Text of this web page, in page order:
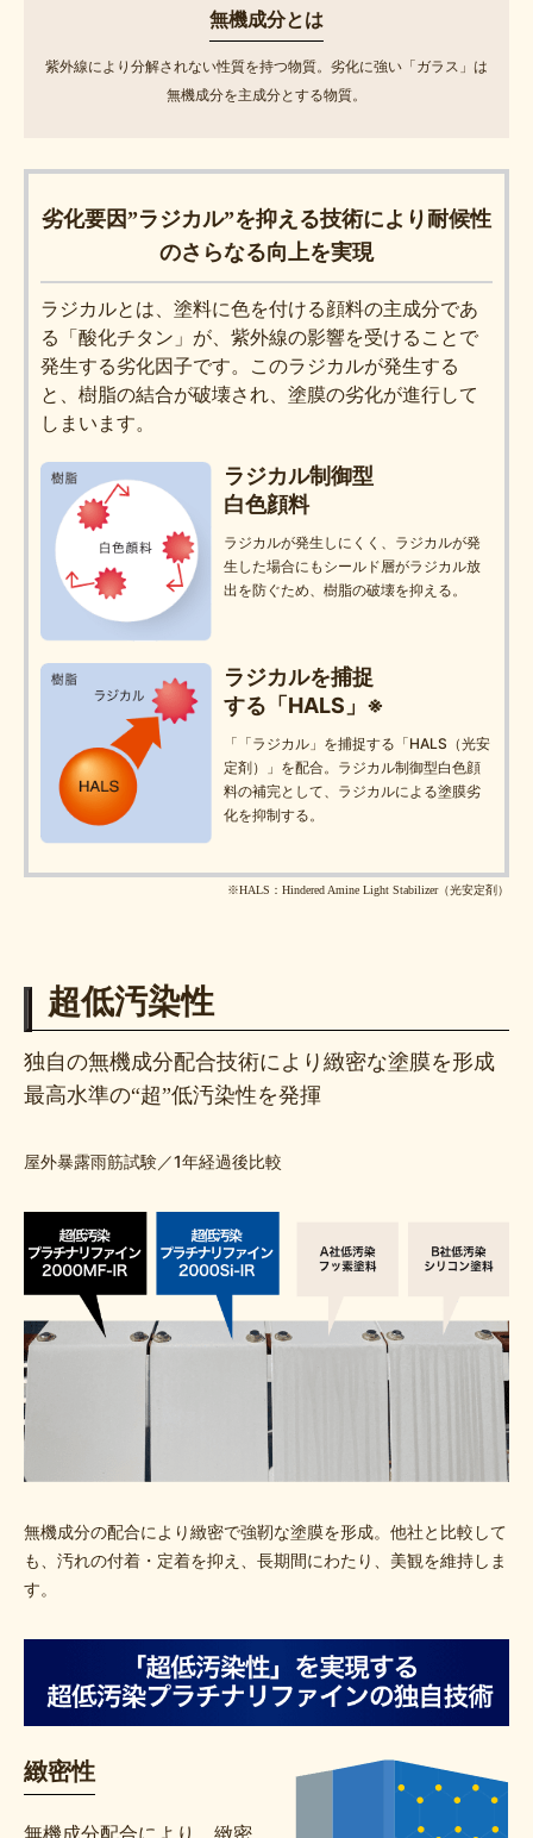
無機成分とは
紫外線により分解されない性質を持つ物質。劣化に強い「ガラス」は
無機成分を主成分とする物質。
劣化要因”ラジカル”を抑える技術により耐候性
のさらなる向上を実現
ラジカルとは、塗料に色を付ける顔料の主成分であ
る「酸化チタン」が、紫外線の影響を受けることで
発生する劣化因子です。このラジカルが発生する
と、樹脂の結合が破壊され、塗膜の劣化が進行して
しまいます。
ラジカル制御型
白色顔料
ラジカルが発生しにくく、ラジカルが発
生した場合にもシールド層がラジカル放
出を防ぐため、樹脂の破壊を抑える。
ラジカルを捕捉
する「HALS」※
「「ラジカル」を捕捉する「HALS（光安
定剤）」を配合。ラジカル制御型白色顔
料の補完として、ラジカルによる塗膜劣
化を抑制する。
※HALS：Hindered Amine Light Stabilizer（光安定剤）
超低汚染性
独自の無機成分配合技術により緻密な塗膜を形成
最高水準の“超”低汚染性を発揮
屋外暴露雨筋試験／1年経過後比較
無機成分の配合により緻密で強靭な塗膜を形成。他社と比較して
も、汚れの付着・定着を抑え、長期間にわたり、美観を維持しま
す。
緻密性
無機成分配合により、緻密